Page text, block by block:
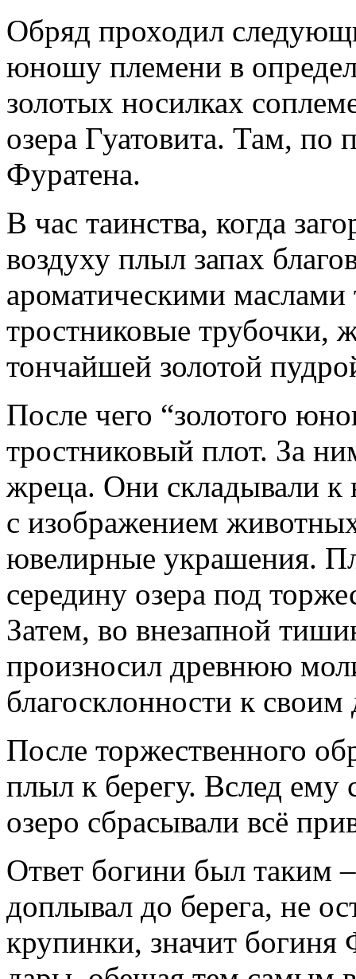
Обряд проходил
юношу племени в
золотых носилках
озера Гуатовита. Там, по
Фуратена.
В час таинства, когда
воздуху плыл запах
ароматическими
тростниковые
тончайшей золотой
После чего “золотого
тростниковый плот. За
жреца. Они складывали
с изображением
ювелирные украшения.
середину озера под
Затем, во внезапной
произносил древнюю
благосклонности к своим
После торжественного
плыл к берегу. Вслед ему
озеро сбрасывали всё
Ответ богини был таким
доплывал до берега, не
крупинки, значит богиня